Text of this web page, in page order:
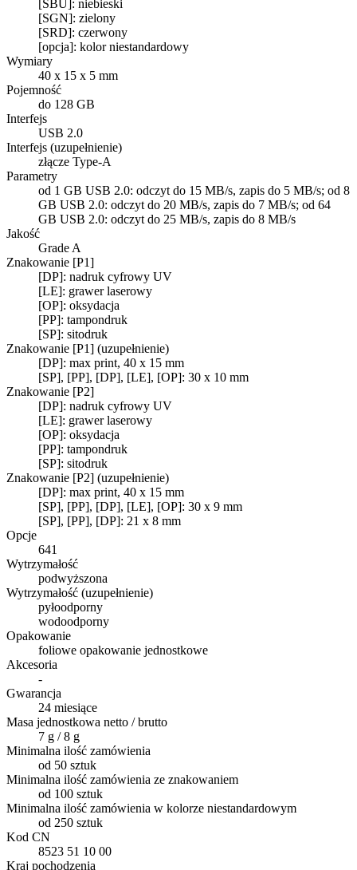
[SBU]: niebieski
[SGN]: zielony
[SRD]: czerwony
[opcja]: kolor niestandardowy
Wymiary
40 x 15 x 5 mm
Pojemność
do 128 GB
Interfejs
USB 2.0
Interfejs (uzupełnienie)
złącze Type-A
Parametry
od 1 GB USB 2.0: odczyt do 15 MB/s, zapis do 5 MB/s; od 8
GB USB 2.0: odczyt do 20 MB/s, zapis do 7 MB/s; od 64
GB USB 2.0: odczyt do 25 MB/s, zapis do 8 MB/s
Jakość
Grade A
Znakowanie [P1]
[DP]: nadruk cyfrowy UV
[LE]: grawer laserowy
[OP]: oksydacja
[PP]: tampondruk
[SP]: sitodruk
Znakowanie [P1] (uzupełnienie)
[DP]: max print, 40 x 15 mm
[SP], [PP], [DP], [LE], [OP]: 30 x 10 mm
Znakowanie [P2]
[DP]: nadruk cyfrowy UV
[LE]: grawer laserowy
[OP]: oksydacja
[PP]: tampondruk
[SP]: sitodruk
Znakowanie [P2] (uzupełnienie)
[DP]: max print, 40 x 15 mm
[SP], [PP], [DP], [LE], [OP]: 30 x 9 mm
[SP], [PP], [DP]: 21 x 8 mm
Opcje
641
Wytrzymałość
podwyższona
Wytrzymałość (uzupełnienie)
pyłoodporny
wodoodporny
Opakowanie
foliowe opakowanie jednostkowe
Akcesoria
-
Gwarancja
24 miesiące
Masa jednostkowa netto / brutto
7 g / 8 g
Minimalna ilość zamówienia
od 50 sztuk
Minimalna ilość zamówienia ze znakowaniem
od 100 sztuk
Minimalna ilość zamówienia w kolorze niestandardowym
od 250 sztuk
Kod CN
8523 51 10 00
Kraj pochodzenia